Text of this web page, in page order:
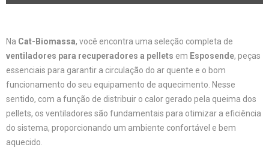
Na Cat-Biomassa, você encontra uma seleção completa de
ventiladores para recuperadores a pellets em Esposende, peças
essenciais para garantir a circulação do ar quente e o bom
funcionamento do seu equipamento de aquecimento. Nesse
sentido, com a função de distribuir o calor gerado pela queima dos
pellets, os ventiladores são fundamentais para otimizar a eficiência
do sistema, proporcionando um ambiente confortável e bem
aquecido.